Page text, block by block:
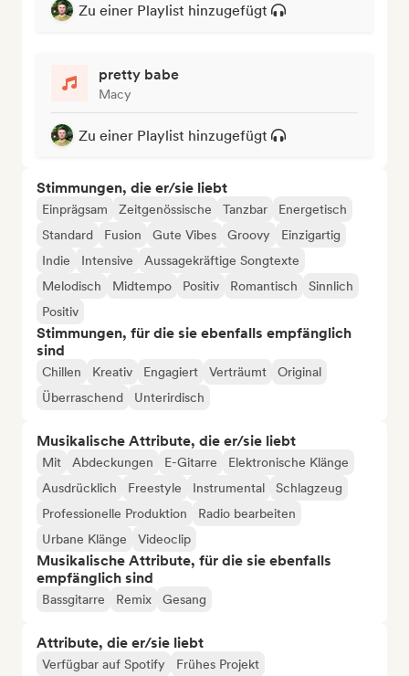
Zu einer Playlist hinzugefügt
pretty babe
Macy
Zu einer Playlist hinzugefügt
Stimmungen, die er/sie liebt
Einprägsam Zeitgenössische Tanzbar
Energetisch
Standard
Fusion Gute Vibes Groovy
Einzigartig
Indie
Intensive
Aussagekräftige Songtexte
Melodisch
Midtempo Positiv Romantisch
Sinnlich
Positiv
Stimmungen, für die sie ebenfalls empfänglich
sind
Chillen Kreativ Engagiert Verträumt
Original
Überraschend
Unterirdisch
Musikalische Attribute, die er/sie liebt
Mit Abdeckungen E-Gitarre
Elektronische Klänge
Ausdrücklich
Freestyle Instrumental
Schlagzeug
Professionelle Produktion
Radio bearbeiten
Urbane Klänge
Videoclip
Musikalische Attribute, für die sie ebenfalls
empfänglich sind
Bassgitarre Remix Gesang
Attribute, die er/sie liebt
Verfügbar auf Spotify Frühes Projekt